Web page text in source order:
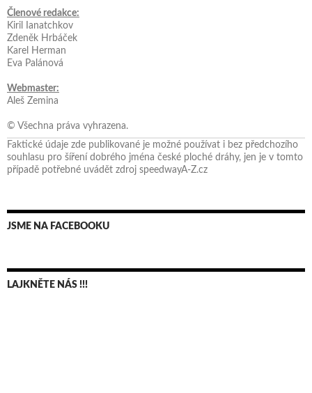
Členové redakce:
Kiril Ianatchkov
Zdeněk Hrbáček
Karel Herman
Eva Palánová
Webmaster:
Aleš Zemina
© Všechna práva vyhrazena.
Faktické údaje zde publikované je možné používat i bez předchozího
souhlasu pro šíření dobrého jména české ploché dráhy, jen je v tomto
případě potřebné uvádět zdroj speedwayA-Z.cz
JSME NA FACEBOOKU
LAJKNĚTE NÁS !!!